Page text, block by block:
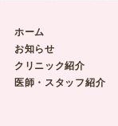
ホーム
お知らせ
クリニック紹介
医師・スタッフ紹介